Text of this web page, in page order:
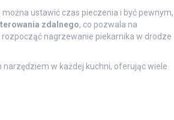
można ustawić czas pieczenia i być pewnym,
zdalnego, co pozwala na
nagrzewanie piekarnika w drodze
w każdej kuchni, oferując wiele